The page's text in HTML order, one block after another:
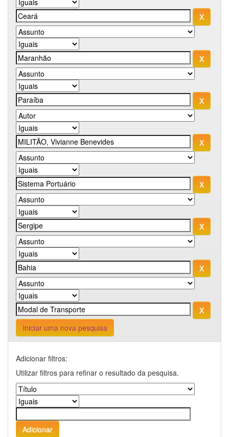
Iniciar uma nova pesquisa
Adicionar filtros:
Utilizar filtros para refinar o resultado da pesquisa.